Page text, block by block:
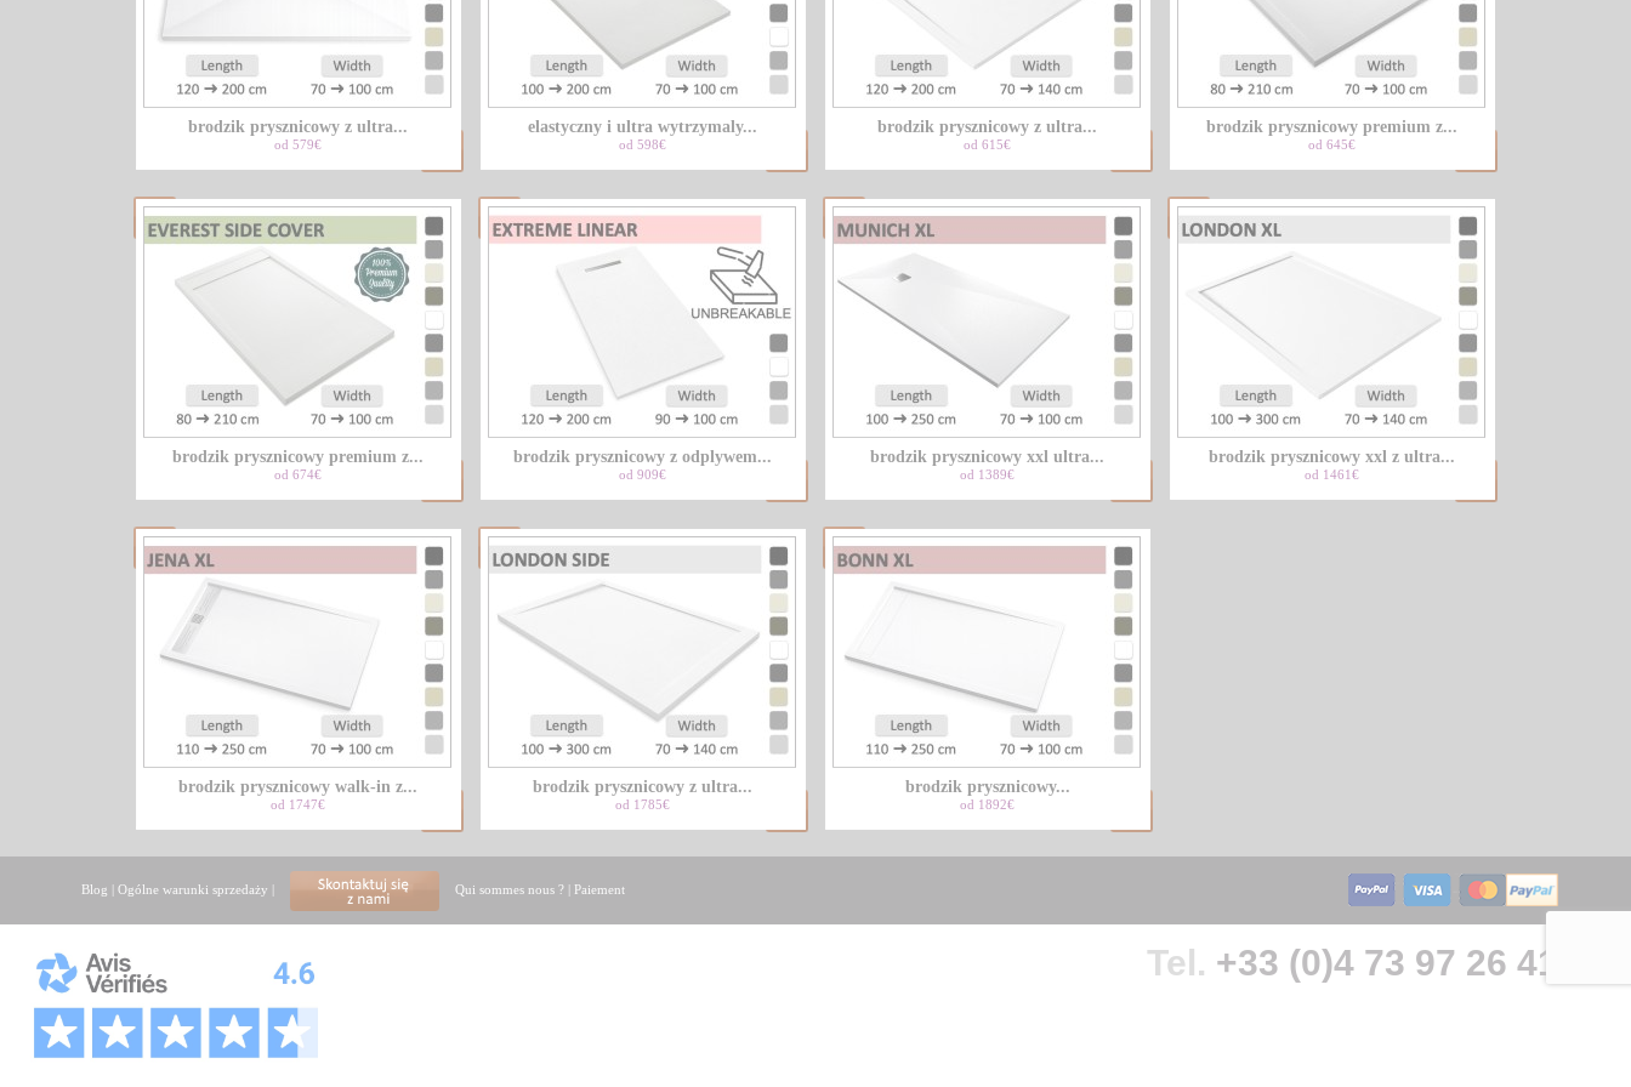
brodzik prysznicowy z ultra...
od 579€
elastyczny i ultra wytrzymaly...
od 598€
brodzik prysznicowy z ultra...
od 615€
brodzik prysznicowy premium z...
od 645€
brodzik prysznicowy premium z...
od 674€
brodzik prysznicowy z odplywem...
od 909€
brodzik prysznicowy xxl ultra...
od 1389€
brodzik prysznicowy xxl z ultra...
od 1461€
brodzik prysznicowy walk-in z...
od 1747€
brodzik prysznicowy z ultra...
od 1785€
brodzik prysznicowy...
od 1892€
Blog |Ogólne warunki sprzedaży | Qui sommes nous ? | Paiement
Tel. +33 (0)4 73 97 26 41